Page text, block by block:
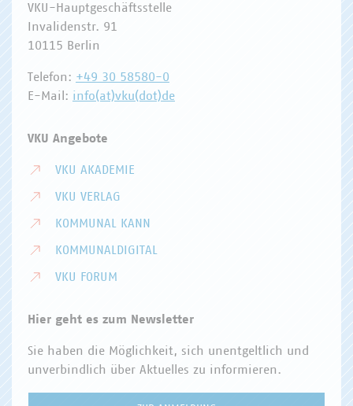
VKU-Hauptgeschäftsstelle
Invalidenstr. 91
10115 Berlin
Telefon: +49 30 58580-0
E-Mail: info(at)vku(dot)de
VKU Angebote
VKU AKADEMIE
VKU VERLAG
KOMMUNAL KANN
KOMMUNALDIGITAL
VKU FORUM
Hier geht es zum Newsletter
Sie haben die Möglichkeit, sich unentgeltlich und
unverbindlich über Aktuelles zu informieren.